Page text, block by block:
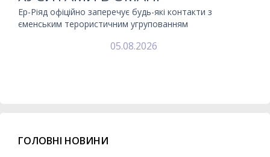
Ер-Ріяд офіційно заперечує будь-які контакти з
єменським терористичним угрупованням
05.08.2026
ГОЛОВНІ НОВИНИ